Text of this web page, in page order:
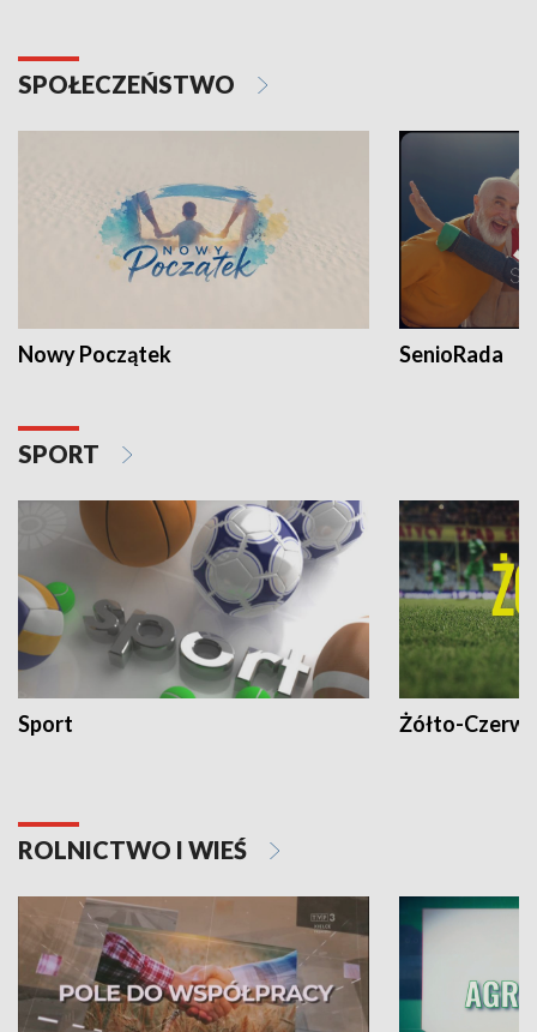
SPOŁECZEŃSTWO
Nowy Początek SenioRada
SPORT
Sport Żółto-
ROLNICTWO I WIEŚ